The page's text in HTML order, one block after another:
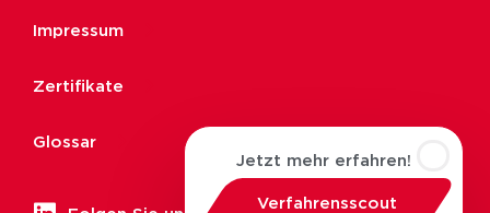
Impressum
Zertifikate
Glossar
Jetzt mehr erfahren!
Verfahrensscout